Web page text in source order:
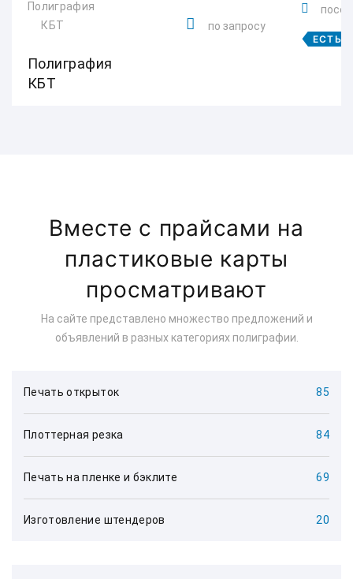
Полиграфия
КБТ
по запросу
ЕСТЬ
Вместе с прайсами на
пластиковые карты
просматривают
На сайте представлено множество предложений и
объявлений в разных категориях полиграфии.
Печать открыток 85
Плоттерная резка 84
Печать на пленке и бэклите 69
Изготовление штендеров 20